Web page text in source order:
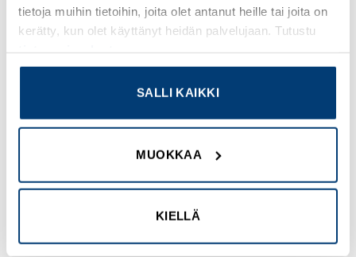
tietoja muihin tietoihin, joita olet antanut heille tai joita on
kerätty, kun olet käyttänyt heidän palvelujaan. Tutustu
SALLI KAIKKI
MUOKKAA
KIELLÄ
TUTUSTU MYÖS
Add to
FIBOX